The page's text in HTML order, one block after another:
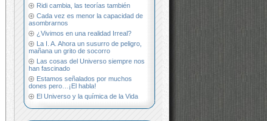
Ridi cambia, las teorías también
Cada vez es menor la capacidad de
asombrarnos
¿Vivimos en una realidad Irreal?
La I. A. Ahora un susurro de peligro,
mañana un grito de socorro
Las cosas del Universo siempre nos
han fascinado
Estamos señalados por muchos
dones pero…¡El habla!
El Universo y la química de la Vida